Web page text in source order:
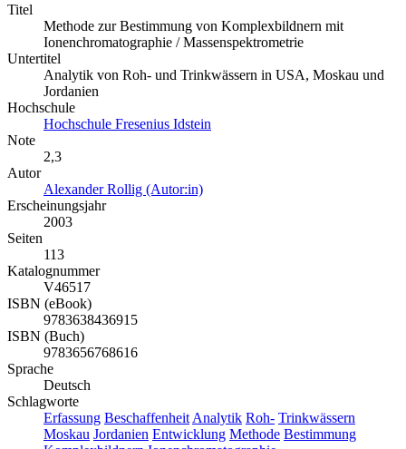
Titel
Methode zur Bestimmung von Komplexbildnern mit
Ionenchromatographie / Massenspektrometrie
Untertitel
Analytik von Roh- und Trinkwässern in USA, Moskau und
Jordanien
Hochschule
Hochschule Fresenius Idstein
Note
2,3
Autor
Alexander Rollig (Autor:in)
Erscheinungsjahr
2003
Seiten
113
Katalognummer
V46517
ISBN (eBook)
9783638436915
ISBN (Buch)
9783656768616
Sprache
Deutsch
Schlagworte
Erfassung Beschaffenheit Analytik Roh- Trinkwässern
Moskau Jordanien Entwicklung Methode Bestimmung